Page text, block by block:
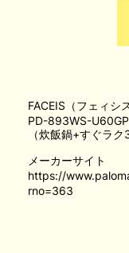
メーカーサイト
https://
rno=363
FACEIS（フェィシス
PD-893WS-U60GP
（炊飯鍋+すぐラク